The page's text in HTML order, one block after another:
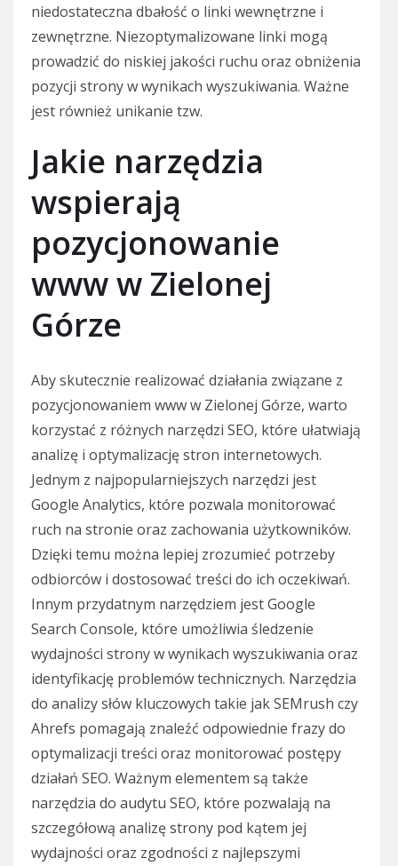
niedostateczna dbałość o linki wewnętrzne i
zewnętrzne. Niezoptymalizowane linki mogą
prowadzić do niskiej jakości ruchu oraz obniżenia
pozycji strony w wynikach wyszukiwania. Ważne
jest również unikanie tzw.
Jakie narzędzia
wspierają
pozycjonowanie
www w Zielonej
Górze
Aby skutecznie realizować działania związane z
pozycjonowaniem www w Zielonej Górze, warto
korzystać z różnych narzędzi SEO, które ułatwiają
analizę i optymalizację stron internetowych.
Jednym z najpopularniejszych narzędzi jest
Google Analytics, które pozwala monitorować
ruch na stronie oraz zachowania użytkowników.
Dzięki temu można lepiej zrozumieć potrzeby
odbiorców i dostosować treści do ich oczekiwań.
Innym przydatnym narzędziem jest Google
Search Console, które umożliwia śledzenie
wydajności strony w wynikach wyszukiwania oraz
identyfikację problemów technicznych. Narzędzia
do analizy słów kluczowych takie jak SEMrush czy
Ahrefs pomagają znaleźć odpowiednie frazy do
optymalizacji treści oraz monitorować postępy
działań SEO. Ważnym elementem są także
narzędzia do audytu SEO, które pozwalają na
szczegółową analizę strony pod kątem jej
wydajności oraz zgodności z najlepszymi